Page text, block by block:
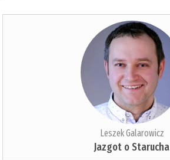
Leszek Galarowicz
Jazgot o Starucha